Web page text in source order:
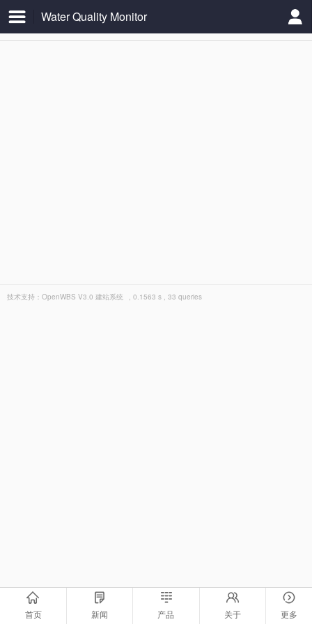
Water Quality Monitor
技术支持： OpenWBS V3.0 建站系统 , 0.1563 s , 33 queries
首页 新闻 产品 关于 更多